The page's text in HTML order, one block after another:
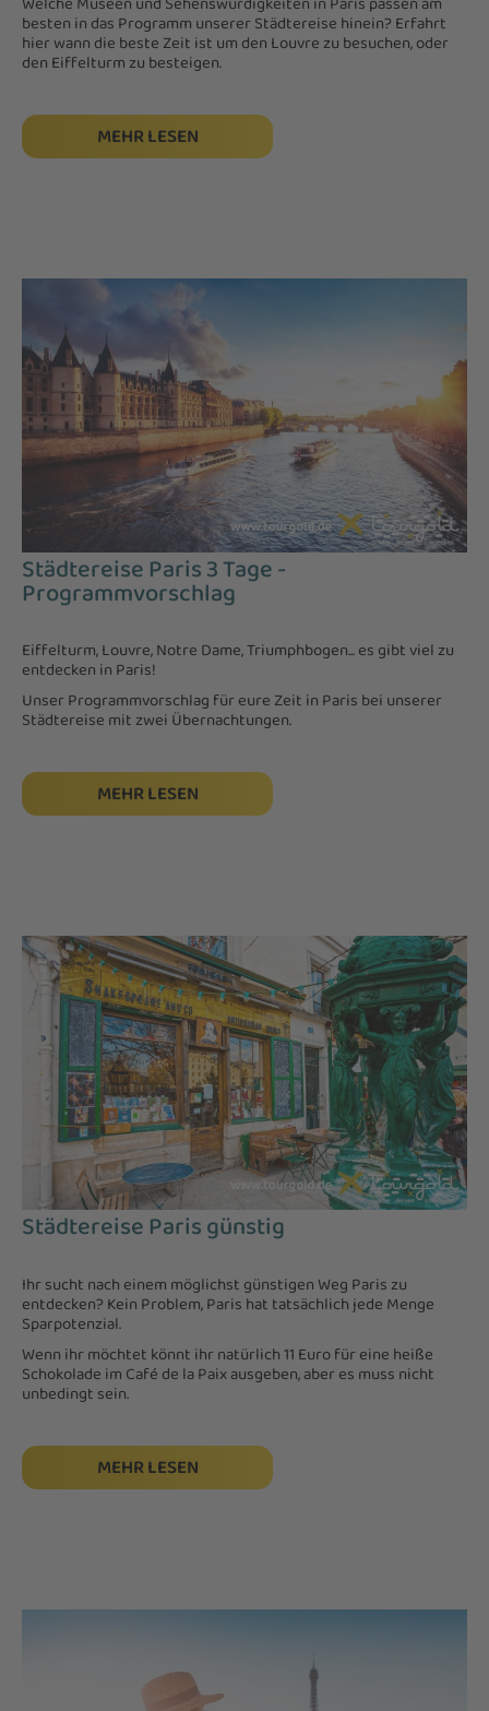
besten in das Programm unserer Städtereise hinein? Erfahrt
hier wann die beste Zeit ist um den Louvre zu besuchen, oder
den Eiffelturm zu besteigen.
MEHR LESEN
Städtereise Paris 3 Tage -
Programmvorschlag
Eiffelturm, Louvre, Notre Dame, Triumphbogen... es gibt viel zu
entdecken in Paris!
Unser Programmvorschlag für eure Zeit in Paris bei unserer
Städtereise mit zwei Übernachtungen.
MEHR LESEN
Städtereise Paris günstig
Ihr sucht nach einem möglichst günstigen Weg Paris zu
entdecken? Kein Problem, Paris hat tatsächlich jede Menge
Sparpotenzial.
Wenn ihr möchtet könnt ihr natürlich 11 Euro für eine heiße
Schokolade im Café de la Paix ausgeben, aber es muss nicht
unbedingt sein.
MEHR LESEN